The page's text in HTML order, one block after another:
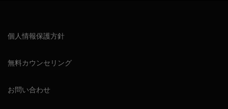
個人情報保護方針
無料カウンセリング
お問い合わせ